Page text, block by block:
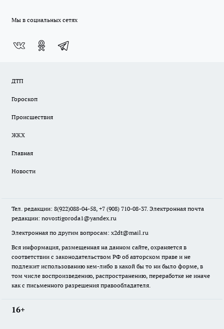
Мы в социальных сетях
ДТП
Гороскоп
Происшествия
ЖКХ
Главная
Новости
Тел. редакции: 8(922)088-04-58, +7 (908) 710-08-37. Электронная почта
редакции: novostigoroda1@yandex.ru
Электронная по другим вопросам: x2dt@mail.ru
Вся информация, размещенная на данном сайте, охраняется в
соответствии с законодательством РФ об авторском праве и не
подлежит использованию кем-либо в какой бы то ни было форме, в
том числе воспроизведению, распространению, переработке не иначе
как с письменного разрешения правообладателя.
16+